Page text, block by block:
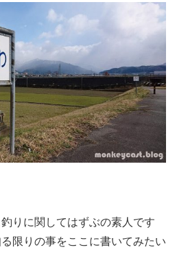
りに関してはずぶの素人です
限りの事をここに書いてみたい